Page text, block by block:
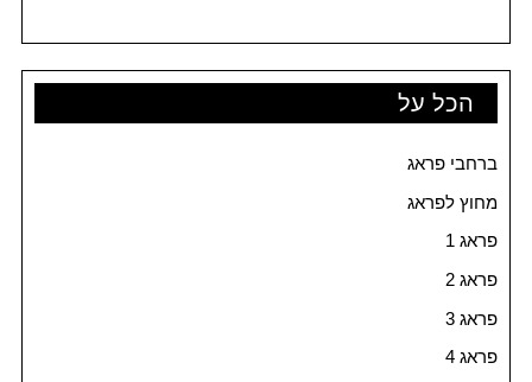
הכל על
ברחבי פראג
מחוץ לפראג
פראג 1
פראג 2
פראג 3
פראג 4